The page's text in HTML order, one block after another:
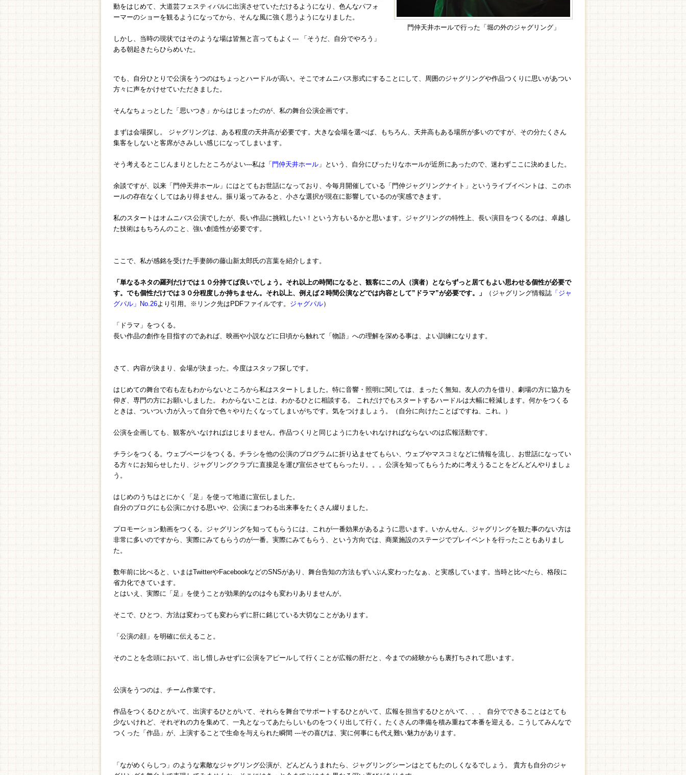
動をはじめて、大道芸フェスティバルに出演させていただけるようになり、色んなパフォ
ーマーのショーを観るようになってから、そんな風に強く思うようになりました。
しかし、当時の現状ではそのような場は皆無と言ってもよく--- 「そうだ、自分でやろう」
ある朝起きたらひらめいた。
門仲天井ホールで行った「堀の外のジャグリング」
でも、自分ひとりで公演をうつのはちょっとハードルが高い。そこでオムニバス形式にすることにして、周囲のジャグリングや作品つくりに思いがあつい
方々に声をかけせていただきました。
そんなちょっとした「思いつき」からはじまったのが、私の舞台公演企画です。
まずは会場探し。 ジャグリングは、ある程度の天井高が必要です。大きな会場を選べば、もちろん、天井高もある場所が多いのですが、その分たくさん
集客をしないと客席がさみしい感じになってしまいます。
そう考えるとこじんまりとしたところがよい---私は「 門仲天井ホール 」という、自分にぴったりなホールが近所にあったので、迷わずここに決めました。
余談ですが、以来「門仲天井ホール」にはとてもお世話になっており、今毎月開催している「門仲ジャグリングナイト」というライブイベントは、このホ
ールの存在なくしてはあり得ません。振り返ってみると、小さな選択が現在に影響しているのが実感できます。
私のスタートはオムニバス公演でしたが、長い作品に挑戦したい！という方もいるかと思います。ジャグリングの特性上、長い演目をつくるのは、卓越し
た技術はもちろんのこと、強い創造性が必要です。
ここで、私が感銘を受けた手妻師の藤山新太郎氏の言葉を紹介します。
「単なるネタの羅列だけでは１０分持てば良いでしょう。それ以上の時間になると、観客にこの人（演者）とならずっと居てもよい思わせる個性が必要で
す。でも個性だけでは３０分程度しか持ちません。それ以上、例えば２時間公演などでは内容として”ドラマ”が必要です。」
（ジャグリング情報誌 「ジャ
グパル」No.26より引用。※リンク先はPDFファイルです。 ジャグパル）
「ドラマ」をつくる。
長い作品の創作を目指すのであれば、映画や小説などに日頃から触れて「物語」への理解を深める事は、よい訓練になります。
さて、内容が決まり、会場が決まった。今度はスタッフ探しです。
はじめての舞台で右も左もわからないところから私はスタートしました。特に音響・照明に関しては、まったく無知。友人の力を借り、劇場の方に協力を
仰ぎ、専門の方にお願いしました。 わからないことは、わかるひとに相談する。 これだけでもスタートするハードルは大幅に軽減します。何かをつくる
ときは、ついつい力が入って自分で色々やりたくなってしまいがちです。気をつけましょう。（自分に向けたことばですね、これ。）
公演を企画しても、観客がいなければはじまりません。作品つくりと同じように力をいれなければならないのは広報活動です。
チラシをつくる。ウェブページをつくる。チラシを他の公演のプログラムに折り込ませてもらい、ウェブやマスコミなどに情報を流し、お世話になってい
る方々にお知らせしたり、ジャグリングクラブに直接足を運び宣伝させてもらったり。。。公演を知ってもらうために考えうることをどんどんやりましょ
う。
はじめのうちはとにかく「足」を使って地道に宣伝しました。
自分のブログにも公演にかける思いや、公演にまつわる出来事をたくさん綴りました。
プロモーション動画をつくる。ジャグリングを知ってもらうには、これが一番効果があるように思います。いかんせん、ジャグリングを観た事のない方は
非常に多いのですから、実際にみてもらうのが一番。実際にみてもらう、という方向では、商業施設のステージでプレイベントを行ったこともありまし
た。
数年前に比べると、いまはTwitterやFacebookなどのSNSがあり、舞台告知の方法もずいぶん変わったなぁ、と実感しています。当時と比べたら、格段に
省力化できています。
とはいえ、実際に「足」を使うことが効果的なのは今も変わりありませんが。
そこで、ひとつ、方法は変わっても変わらずに肝に銘じている大切なことがあります。
「公演の顔」を明確に伝えること。
そのことを念頭において、出し惜しみせずに公演をアピールして行くことが広報の肝だと、今までの経験からも裏打ちされて思います。
公演をうつのは、チーム作業です。
作品をつくるひとがいて、出演するひとがいて、それらを舞台でサポートするひとがいて、広報を担当するひとがいて、、、 自分でできることはとても
少ないけれど、それぞれの力を集めて、一丸となってあたらしいものをつくり出して行く。たくさんの準備を積み重ねて本番を迎える。こうしてみんなで
つくった「作品」が、上演することで生命を与えられた瞬間 ---その喜びは、実に何事にも代え難い魅力があります。
「ながめくらしつ」のような素敵なジャグリング公演が、どんどんうまれたら、ジャグリングシーンはとてもたのしくなるでしょう。 貴方も自分のジャ